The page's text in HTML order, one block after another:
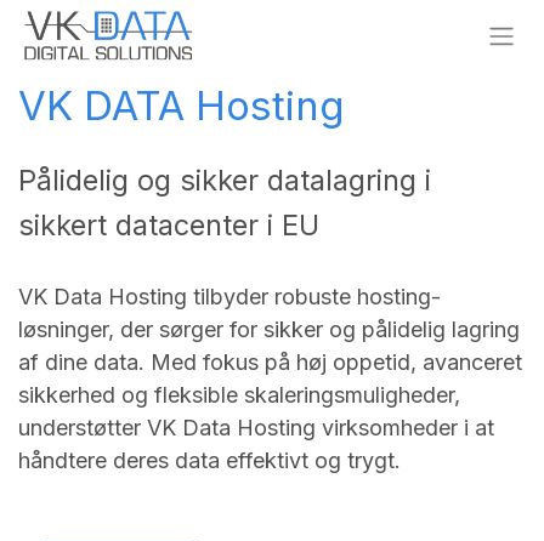
Skip to Content
VK DATA Hosting
Pålidelig og sikker datalagring i
sikkert datacenter i EU
VK Data Hosting tilbyder robuste hosting-
løsninger, der sørger for sikker og pålidelig lagring
af dine data.​ ​Med fokus på høj oppetid, avanceret
sikkerhed og fleksible skaleringsmuligheder,
understøtter VK Data Hosting virksomheder i at
håndtere deres data effektivt og trygt.